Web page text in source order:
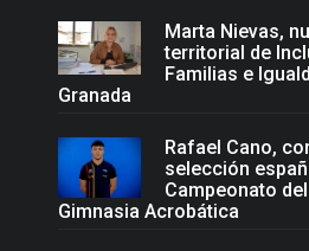
Marta Nievas,
territorial de
Familias e
Granada
Rafael Cano,
selección
Campeonato
Gimnasia Acrobática